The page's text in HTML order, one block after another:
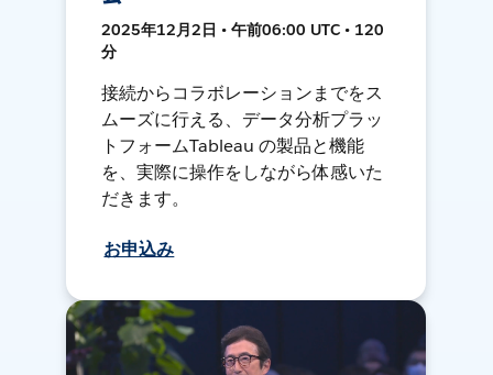
2025年12月2日 • 午前06:00 UTC • 120
分
接続からコラボレーションまでをス
ムーズに行える、データ分析プラッ
トフォームTableau の製品と機能
を、実際に操作をしながら体感いた
だきます。
お申込み